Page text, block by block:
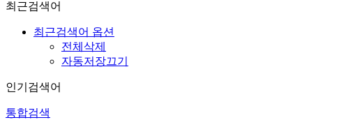
최근검색어
최근검색어 옵션
전체삭제
자동저장끄기
인기검색어
통합검색